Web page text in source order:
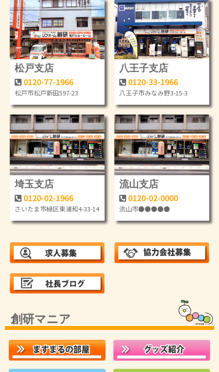
松戸支店
0120-77-1966
松戸市松戸新田597-23
八王子支店
0120-33-1966
八王子市みなみ野3-15-3
埼玉支店
0120-02-1966
さいたま市緑区東浦和4-33-14
流山支店
0120-02-0000
流山市●●●●●
創研マニア